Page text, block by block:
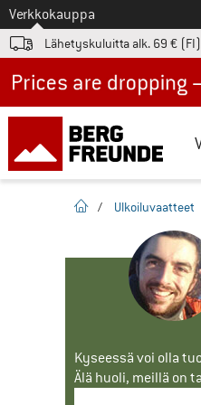
Tästä siirtyäksesi
Verkkokauppa
Lähetyskuluitta alk. 69 € (FI)
Kotisivu
/ Ulkoiluvaatteet
Kyseessä voi olla
Älä huoli, meillä on